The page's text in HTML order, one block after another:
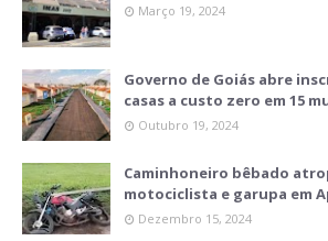
Março 19, 2024
Governo de Goiás abre
casas a custo zero em 15
Outubro 19, 2024
Caminhoneiro bêbado
motociclista e garupa em
Dezembro 15, 2024